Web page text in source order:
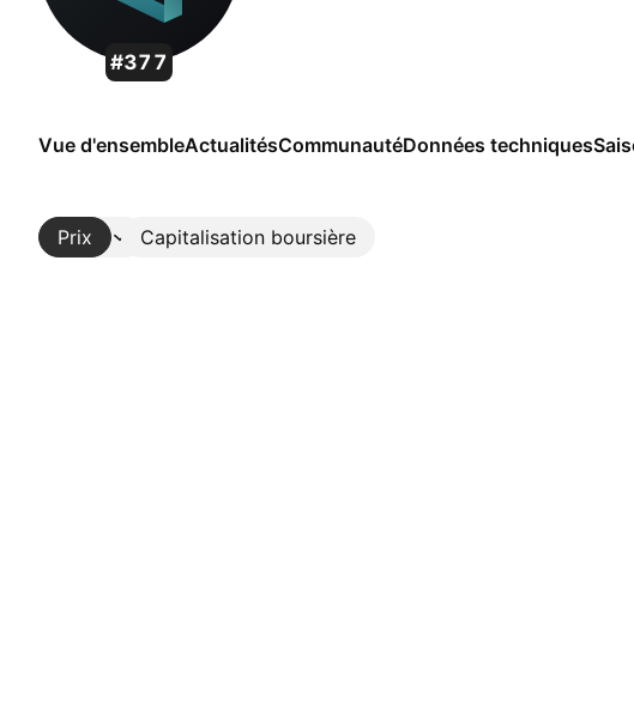
#377
Vue d'ensembleActualitésCommunautéDonnées techniques
Prix Capitalisation boursière
Plus